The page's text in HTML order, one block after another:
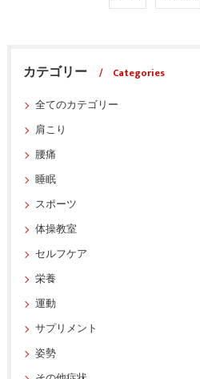
カテゴリー
Categories
全てのカテゴリー
肩こり
腰痛
睡眠
スポーツ
体操教室
セルフケア
栄養
運動
サプリメント
姿勢